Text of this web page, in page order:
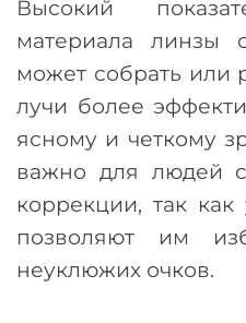
Высокий
материала линзы
может собрать или
лучи более
ясному и четкому
важно для людей
коррекции, так как
позволяют им
неуклюжих очков.